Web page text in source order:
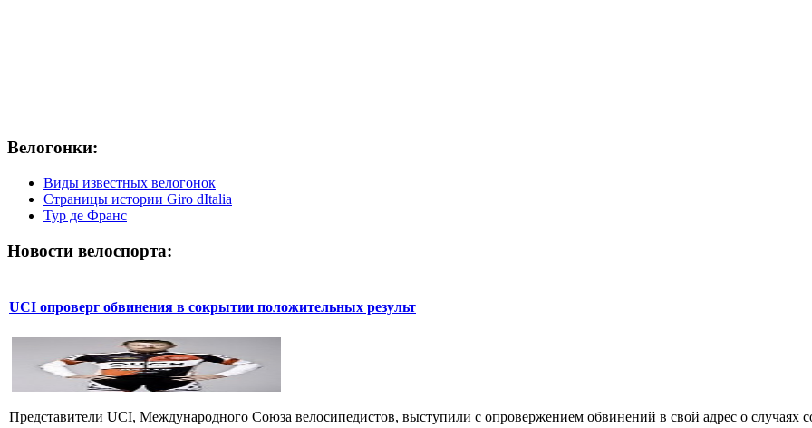
Велогонки:
Виды известных велогонок
Страницы истории Giro dItalia
Тур де Франс
Новости велоспорта:
UCI опроверг обвинения в сокрытии положительных результ
Представители UCI, Международного Союза велосипедистов, выступили с опровержением обвинений в свой адрес о случаях